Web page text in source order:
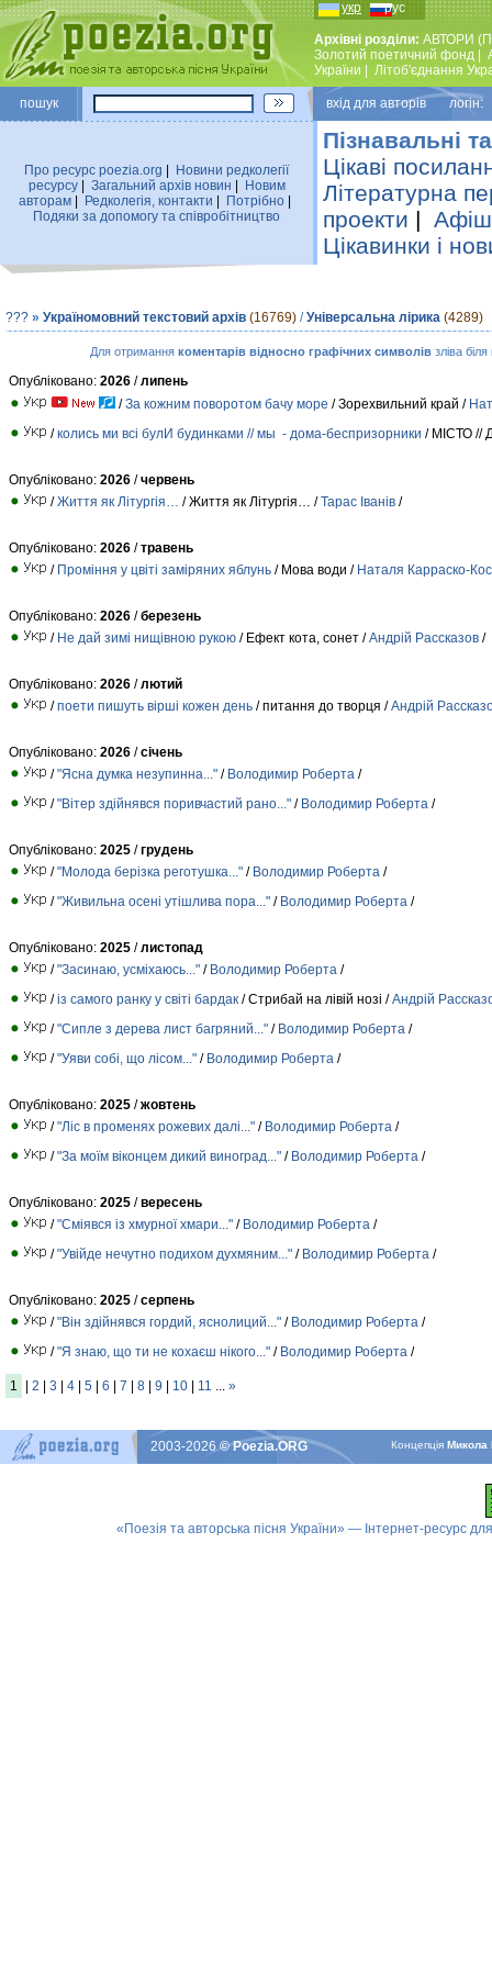
укр рус
Архівні розділи: АВТОРИ
Золотий поетичний фонд
України
Лiтоб'єднання
пошук вхiд для авторiв логін:
Про ресурс poezia.org
Новини редколегiї
ресурсу| Загальний архiв новин
Новим
авторам
Редколегiя, контакти Потрiбно
Подяки за допомогу та співробітництво
Пізнавальні
Цікаві
Літературна
проекти |
Цікавинки і
??? » Україномовний текстовий архів (16769) /Універсальна лірика (4289)
Для отримання коментарів відносно графічних символів зліва
Опубліковано: 2026 /липень
/За кожним поворотом бачу море / Зорехвильний край /
/колись ми всі булИ будинками // мы - дома-беспризорники / МІСТО
Опубліковано: 2026 /червень
/Життя як Літургія… / Життя як Літургія… /Тарас Іванів /
Опубліковано: 2026 /травень
/ Проміння у цвіті заміряних яблунь / Мова води / Наталя Карраско-
Опубліковано: 2026 /березень
/ Не дай зимі нищівною рукою / Ефект кота, сонет /Андрiй Рассказов /
Опубліковано: 2026 /лютий
/поети пишуть вірші кожен день / питання до творця /Андрiй
Опубліковано: 2026 /січень
/"Ясна думка незупинна..." / Вoлoдимир Роберта /
/"Вітер здійнявся поривчастий рано..." / Вoлoдимир Роберта /
Опубліковано: 2025 /грудень
/"Молода берізка реготушка..." / Вoлoдимир Роберта /
/"Живильна осені утішлива пора..." / Вoлoдимир Роберта /
Опубліковано: 2025 /листопад
/"Засинаю, усміхаюсь..." / Вoлoдимир Роберта /
/із самого ранку у світі бардак / Стрибай на лівій нозі /Андрiй
/"Сипле з дерева лист багряний..." / Вoлoдимир Роберта /
/"Уяви собі, що лісом..." / Вoлoдимир Роберта /
Опубліковано: 2025 /жовтень
/"Ліс в променях рожевих далі..." / Вoлoдимир Роберта /
/"За моїм віконцем дикий виноград..." / Вoлoдимир Роберта /
Опубліковано: 2025 /вересень
/"Сміявся із хмурної хмари..." / Вoлoдимир Роберта /
/"Увійде нечутно подихом духмяним..." / Вoлoдимир Роберта /
Опубліковано: 2025 /серпень
/"Він здійнявся гордий, яснолиций..." / Вoлoдимир Роберта /
/"Я знаю, що ти не кохаєш нікого..." / Вoлoдимир Роберта /
1 | 2 | 3 | 4 | 5 | 6 | 7 | 8 | 9 | 10 | 11 »
КонцепцiяМикола
2003-2026© Poezia.ORG
«Поезія та авторська пісня України» — Інтернет-ресурс